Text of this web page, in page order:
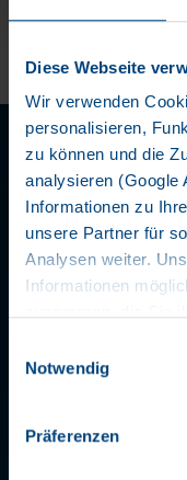
Diese Webseite
Wir verwenden
personalisieren,
zu können und die
analysieren (Google
Informationen zu
unsere Partner für
Analysen weiter.
Informationen
haben. Wir setzen
abweichenden
das Risiko von
Notwendig
Präferenzen